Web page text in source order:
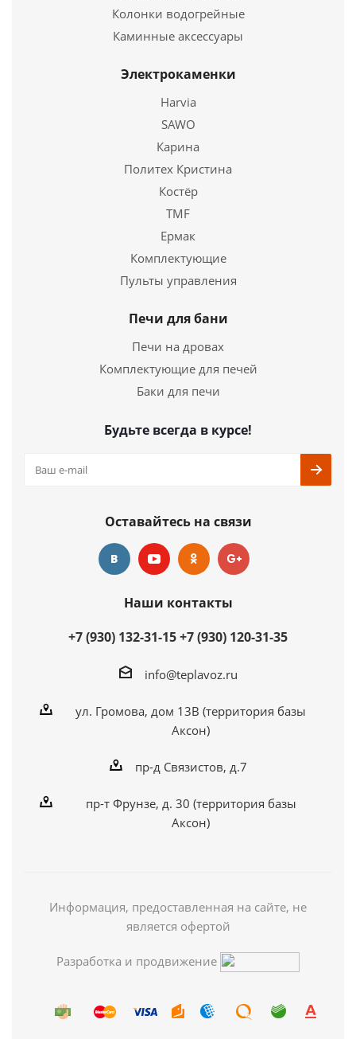
Каминная облицовка Унисон 700
38 100 руб.
Подробнее
Купить в 1 клик
Колонки водогрейные
Каминные аксессуары
Электрокаменки
Harvia
SAWO
Карина
Политех Кристина
Костёр
TMF
Ермак
Комплектующие
Пульты управления
Печи для бани
Печи на дровах
Комплектующие для печей
Баки для печи
Будьте всегда в курсе!
Оставайтесь на связи
Наши контакты
+7 (930) 132-31-15+7 (930) 120-31-35
info@teplavoz.ru
ул. Громова, дом 13В (территория базы
Аксон)
пр-д Связистов, д.7
пр-т Фрунзе, д. 30 (территория базы
Аксон)
Информация, предоставленная на сайте, не
является офертой
Разработка и продвижение